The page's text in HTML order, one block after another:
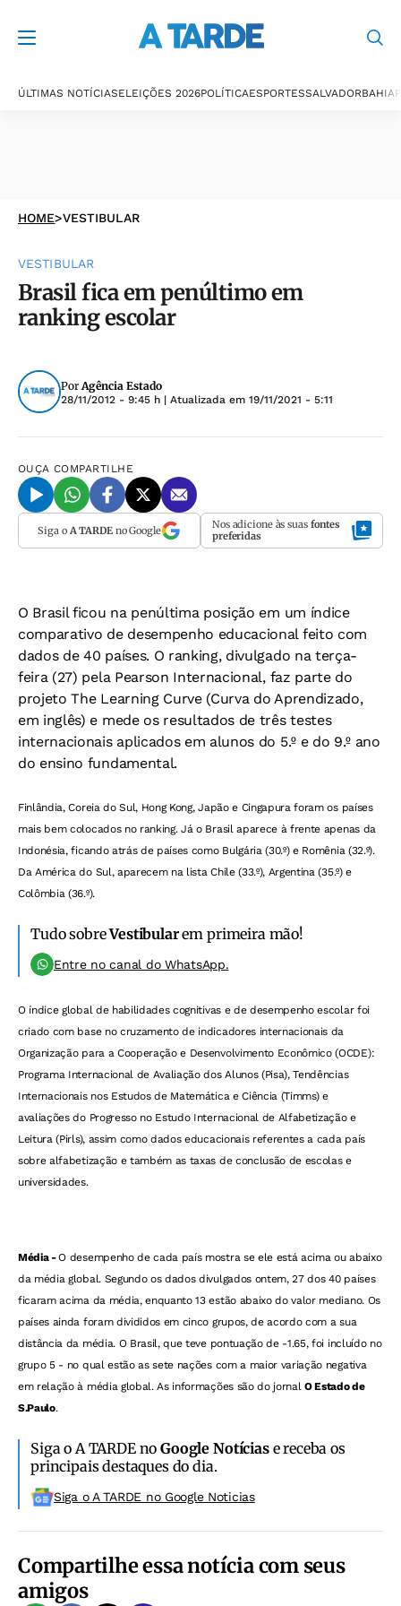
ÚLTIMAS NOTÍCIASELEIÇÕES 2026POLÍTICAESPORTESSALVADORBAHIA
HOME>VESTIBULAR
VESTIBULAR
Brasil fica em penúltimo em
ranking escolar
PorAgência Estado
28/11/2012 - 9:45 h | Atualizada em 19/11/2021 - 5:11
OUÇA COMPARTILHE
Siga o A TARDEno Google Nos adicione às suas fontes
preferidas
O Brasil ficou na penúltima posição em um índice
comparativo de desempenho educacional feito com
dados de 40 países. O ranking, divulgado na terça-
feira (27) pela Pearson Internacional, faz parte do
projeto The Learning Curve (Curva do Aprendizado,
em inglês) e mede os resultados de três testes
internacionais aplicados em alunos do 5.º e do 9.º ano
do ensino fundamental.
Finlândia, Coreia do Sul, Hong Kong, Japão e Cingapura foram os países
mais bem colocados no ranking. Já o Brasil aparece à frente apenas da
Indonésia, ficando atrás de países como Bulgária (30.º) e Romênia (32.º).
Da América do Sul, aparecem na lista Chile (33.º), Argentina (35.º) e
Colômbia (36.º).
Tudo sobreVestibularem primeira mão!
Entre no canal do WhatsApp.
O índice global de habilidades cognitivas e de desempenho escolar foi
criado com base no cruzamento de indicadores internacionais da
Organização para a Cooperação e Desenvolvimento Econômico (OCDE):
Programa Internacional de Avaliação dos Alunos (Pisa), Tendências
Internacionais nos Estudos de Matemática e Ciência (Timms) e
avaliações do Progresso no Estudo Internacional de Alfabetização e
Leitura (Pirls), assim como dados educacionais referentes a cada país
sobre alfabetização e também as taxas de conclusão de escolas e
universidades.
Média -O desempenho de cada país mostra se ele está acima ou abaixo
da média global. Segundo os dados divulgados ontem, 27 dos 40 países
ficaram acima da média, enquanto 13 estão abaixo do valor mediano. Os
países ainda foram divididos em cinco grupos, de acordo com a sua
distância da média. O Brasil, que teve pontuação de -1.65, foi incluído no
grupo 5 - no qual estão as sete nações com a maior variação negativa
em relação à média global. As informações são do jornalO Estado de
S.Paulo.
Siga o A TARDE noGoogle Notíciase receba os
principais destaques do dia.
Siga o A TARDE no Google Noticias
Compartilhe essa notícia com seus
amigos